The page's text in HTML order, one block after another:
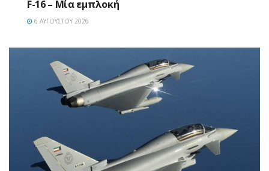
F-16 – Μία εμπλοκή
6 ΑΥΓΟΎΣΤΟΥ 2026